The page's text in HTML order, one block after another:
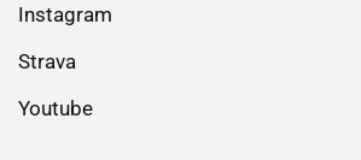
Instagram
Strava
Youtube